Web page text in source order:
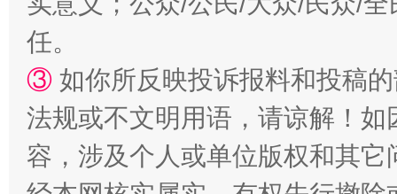
任。
③ 如你所反映投诉报料和投稿
法规或不文明用语，请谅解！
容，涉及个人或单位版权和其它